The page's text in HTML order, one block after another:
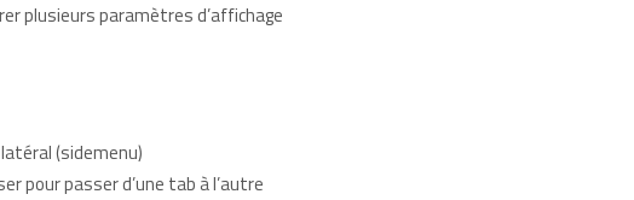
plusieurs paramètres d’affichage
(sidemenu)
pour passer d’une tab à l’autre